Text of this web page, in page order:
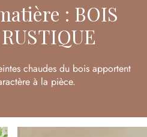
: BOIS
chaudes du bois apportent
à la pièce.